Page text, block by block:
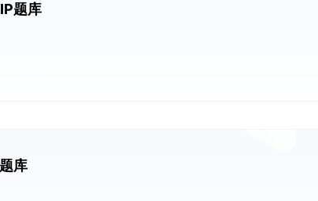
题库
库